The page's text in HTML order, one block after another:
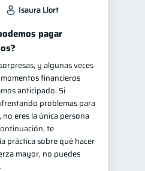
Isaura Llort
pagar
y algunas veces
financieros
anticipado. Si
problemas para
eres la única persona
te
práctica sobre qué hacer
mayor, no puedes